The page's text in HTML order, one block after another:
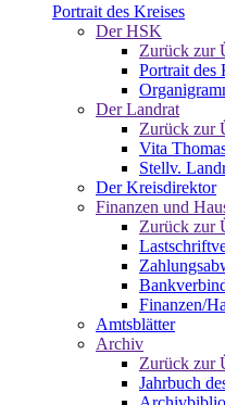
Portrait des Kreises
Der HSK
Zurück zur
Portrait des
Der Landrat
Zurück zur
Vita
Stellv.
Der Kreisdirektor
Finanzen und
Zurück zur
Finanzen/
Amtsblätter
Archiv
Zurück zur
Jahrbuch